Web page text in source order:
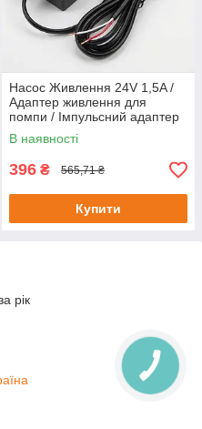
Насос Живлення 24V 1,5A /
Адаптер живлення для
помпи / Імпульсний адаптер
живлення
В наявності
396 ₴ 565,71 ₴
Купити
рік